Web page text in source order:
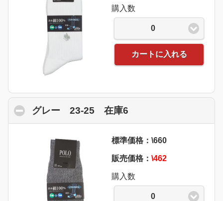
購入数
0
カートに入れる
グレー 23-25 在庫6
標準価格：\660
販売価格： \462
購入数
0